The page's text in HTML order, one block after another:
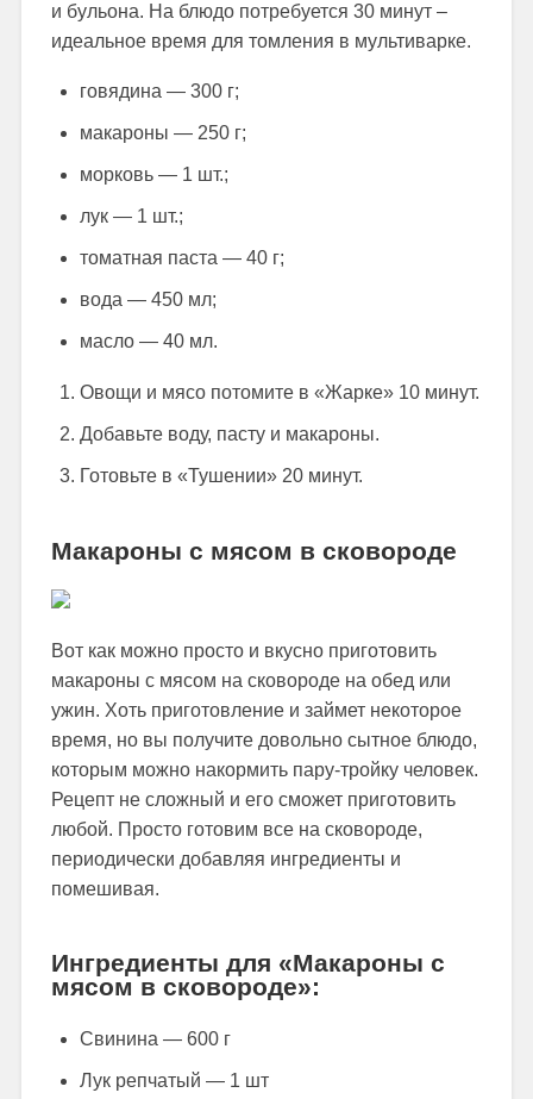
и бульона. На блюдо потребуется 30 минут –
идеальное время для томления в мультиварке.
говядина — 300 г;
макароны — 250 г;
морковь — 1 шт.;
лук — 1 шт.;
томатная паста — 40 г;
вода — 450 мл;
масло — 40 мл.
Овощи и мясо потомите в «Жарке» 10 минут.
Добавьте воду, пасту и макароны.
Готовьте в «Тушении» 20 минут.
Макароны с мясом в сковороде
Вот как можно просто и вкусно приготовить
макароны с мясом на сковороде на обед или
ужин. Хоть приготовление и займет некоторое
время, но вы получите довольно сытное блюдо,
которым можно накормить пару-тройку человек.
Рецепт не сложный и его сможет приготовить
любой. Просто готовим все на сковороде,
периодически добавляя ингредиенты и
помешивая.
Ингредиенты для «Макароны с
мясом в сковороде»:
Свинина — 600 г
Лук репчатый — 1 шт